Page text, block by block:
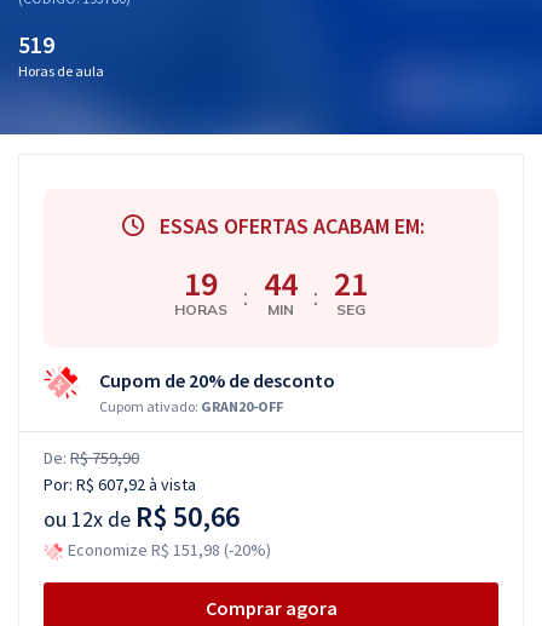
519
Horas de aula
ESSAS OFERTAS ACABAM EM:
19
HORAS : 44
MIN : 21
SEG
Cupom de 20% de desconto
Cupom ativado: GRAN20-OFF
De: R$ 759,90
Por: R$ 607,92à vista
ou 12x de R$ 50,66
Economize R$ 151,98 (-20%)
Comprar agora